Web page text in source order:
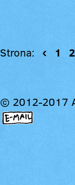
Strona: ‹ 1 2
© 2012-2017